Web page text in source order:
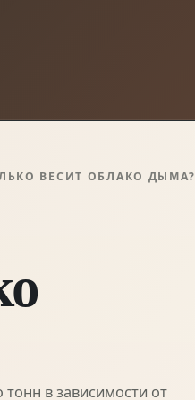
ВЕСИТ ОБЛАКО ДЫМА?
в зависимости от